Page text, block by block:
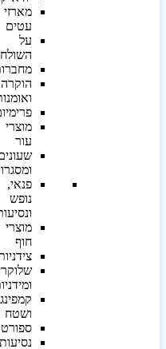
מארזי
עטים
על
השולחן...
מחברות
הוקרה
ואומנות
פרימיום
מוצרי
עור
שעונים
ומסגרות
פנאי,
נופש
ונסיעות
מוצרי
חוף
צידניות
שלוקרים
ומידניות
קמפינג
ושטח
ספורט
נסיעות